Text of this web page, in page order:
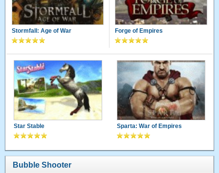
Stormfall: Age of War Forge of Empires
Star Stable Sparta: War of Empires
Bubble Shooter